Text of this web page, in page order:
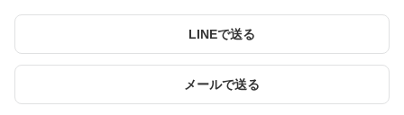
LINEで送る
メールで送る